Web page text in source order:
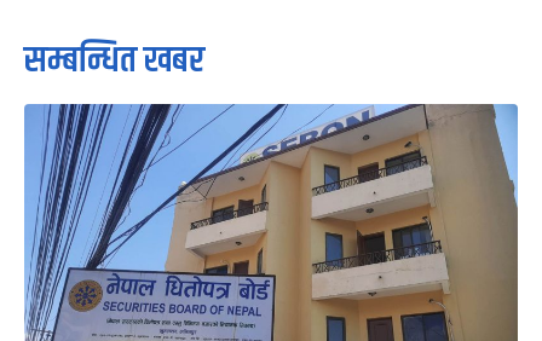
सम्बन्धित खबर